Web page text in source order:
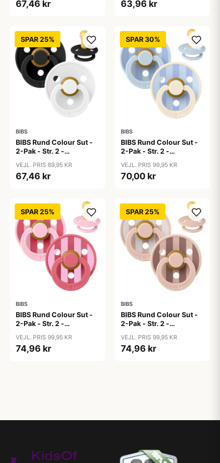
67,46 kr 63,96 kr
SPAR 25%
BIBS
BIBS Rund Colour Sut -
2-Pak - Str. 2 -
Black/White
VEJL. PRIS 89,95 KR
67,46 kr
SPAR 30%
BIBS
BIBS Rund Colour Sut -
2-Pak - Str. 2 -
Studio - Baby Blue/Dusty
Blue Mix
VEJL. PRIS 99,95 KR
70,00 kr
SPAR 25%
BIBS
BIBS Rund Colour Sut -
2-Pak - Str. 2 -
Studio - Baby Pink/Coral
Mix
VEJL. PRIS 99,95 KR
74,96 kr
SPAR 25%
BIBS
BIBS Rund Colour Sut -
2-Pak - Str. 2 -
Studio - Blush Mix
VEJL. PRIS 99,95 KR
74,96 kr